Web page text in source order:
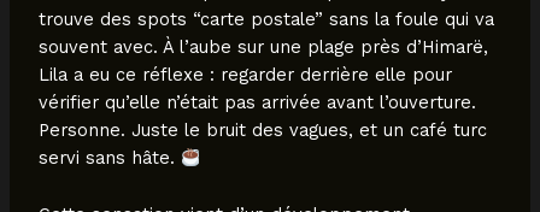
trouve des spots “carte postale” sans la foule qui va
souvent avec. À l’aube sur une plage près d’Himarë,
Lila a eu ce réflexe : regarder derrière elle pour
vérifier qu’elle n’était pas arrivée avant l’ouverture.
Personne. Juste le bruit des vagues, et un café turc
servi sans hâte.